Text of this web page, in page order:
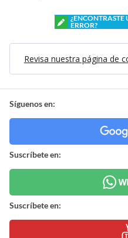
¿ENCONTRASTE
ERROR?
Revisa nuestra página de
Síguenos en:
Suscríbete en:
Suscríbete en: